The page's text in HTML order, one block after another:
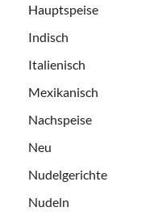
Hauptspeise
Indisch
Italienisch
Mexikanisch
Nachspeise
Neu
Nudelgerichte
Nudeln